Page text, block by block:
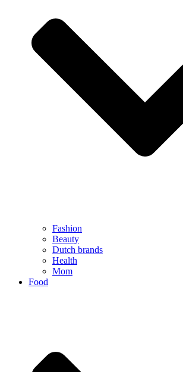
Fashion
Beauty
Dutch brands
Health
Mom
Food